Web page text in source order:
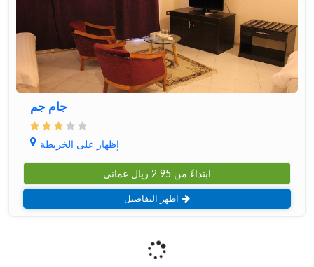
جام جم
إظهار على الخريطة
ابتداءً من 2.95 ريال عماني
اظهر التفاصيل